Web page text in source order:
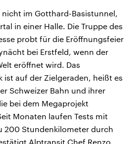
im Gotthard-Basistunnel,
in einer Halle. Die Truppe des
probt für die Eröffnungsfeier
bei Erstfeld, wenn der
eröffnet wird. Das
ist auf der Zielgeraden, heißt es
Schweizer Bahn und ihrer
bei dem Megaprojekt
Monaten laufen Tests mit
200 Stundenkilometer durch
Alptransit Chef Renzo